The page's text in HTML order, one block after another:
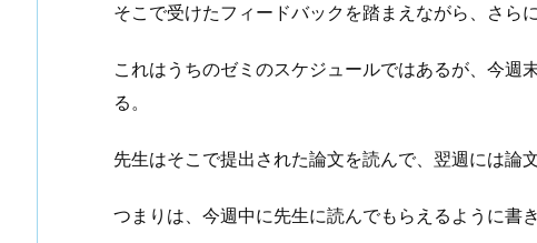
そこで受けたフィードバックを踏まえながら、さら
これはうちのゼミのスケジュールではあるが、今週
る。
先生はそこで提出された論文を読んで、翌週には論
つまりは、今週中に先生に読んでもらえるように書